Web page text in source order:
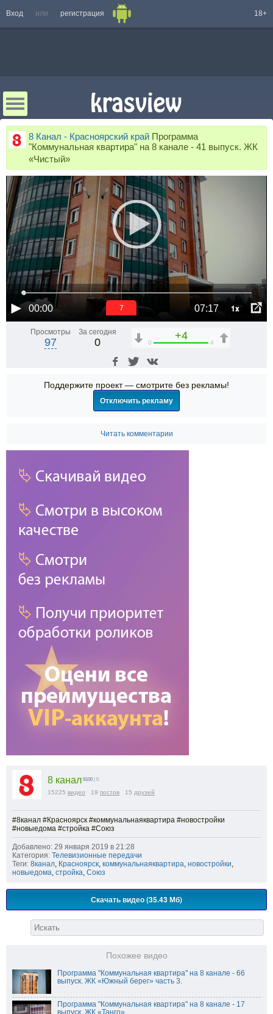
Вход или регистрация 18+
8 Канал - Красноярский край Программа
"Коммунальная квартира" на 8 канале - 41 выпуск. ЖК
«Чистый»
00:00 07:17 1x
6
Просмотры
97
За сегодня
0
+4
0 4
Поддержите проект — смотрите без рекламы!
Отключить рекламу
Читать комментарии
8 канал 9100 | 0
15225 видео 19 постов 15 друзей
#8канал #Красноярск #коммунальнаяквартира #новостройки
#новыедома #стройка #Союз
Добавлено: 29 января 2019 в 21:28
Категория: Телевизионные передачи
Теги: 8канал, Красноярск, коммунальнаяквартира, новостройки,
новыедома, стройка, Союз
Скачать видео (35.43 Мб)
Похожее видео
Программа "Коммунальная квартира" на 8 канале - 66
выпуск. ЖК «Южный берег» часть 3.
Программа "Коммунальная квартира" на 8 канале - 17